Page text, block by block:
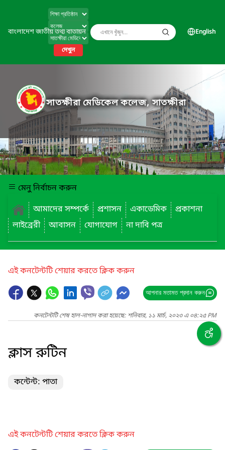
বাংলাদেশ জাতীয় তথ্য বাতায়ন
দেখুন
English
সাতক্ষীরা মেডিকেল কলেজ, সাতক্ষীরা
মেনু নির্বাচন করুন
আমাদের সম্পর্কে
প্রশাসন একাডেমিক
প্রকাশনা
লাইব্রেরী
আবাসন যোগাযোগ না দাবি পত্র
এই কনটেন্টটি শেয়ার করতে ক্লিক করুন
আপনার মতামত প্রদান করুন
কনটেন্টটি শেষ হাল-নাগাদ করা হয়েছে: শনিবার, ১১ মার্চ, ২০২৩ এ ০৪:২৫ PM
ক্লাস রুটিন
কন্টেন্ট: পাতা
এই কনটেন্টটি শেয়ার করতে ক্লিক করুন